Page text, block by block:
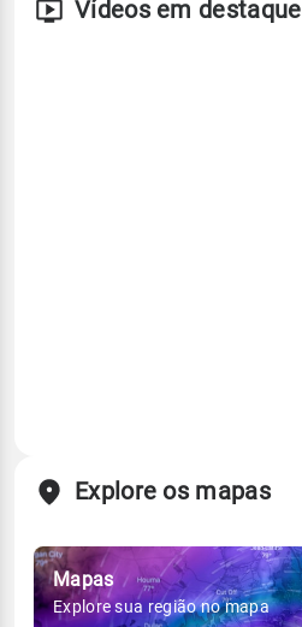
Vídeos em destaque
Explore os mapas
Mapas
Explore sua região no mapa